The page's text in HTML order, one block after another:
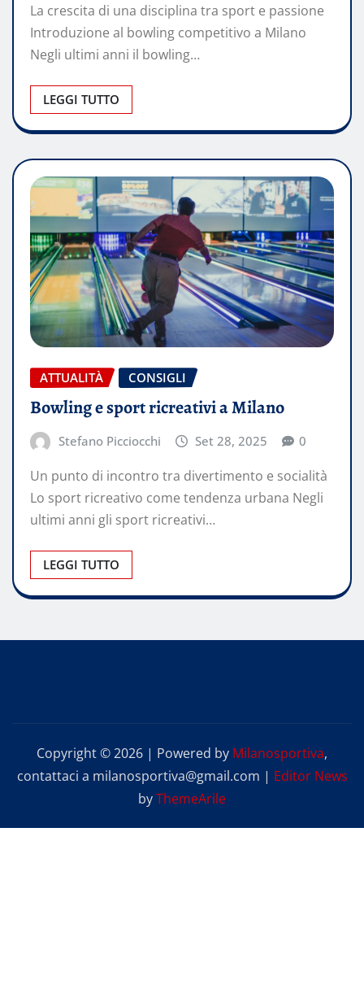
La crescita di una disciplina tra sport e passione
Introduzione al bowling competitivo a Milano
Negli ultimi anni il bowling…
LEGGI TUTTO
ATTUALITÀ CONSIGLI
Bowling e sport ricreativi a Milano
Stefano Picciocchi Set 28, 2025 0
Un punto di incontro tra divertimento e socialità
Lo sport ricreativo come tendenza urbana Negli
ultimi anni gli sport ricreativi…
LEGGI TUTTO
Copyright © 2026 | Powered by Milanosportiva,
contattaci a milanosportiva@gmail.com | Editor News
byThemeArile